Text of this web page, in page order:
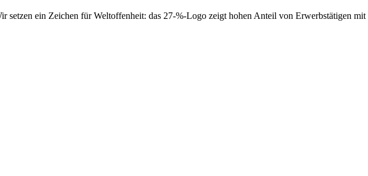
setzen ein Zeichen für Weltoffenheit: das 27-%-Logo zeigt hohen Anteil von Erwerbstätigen